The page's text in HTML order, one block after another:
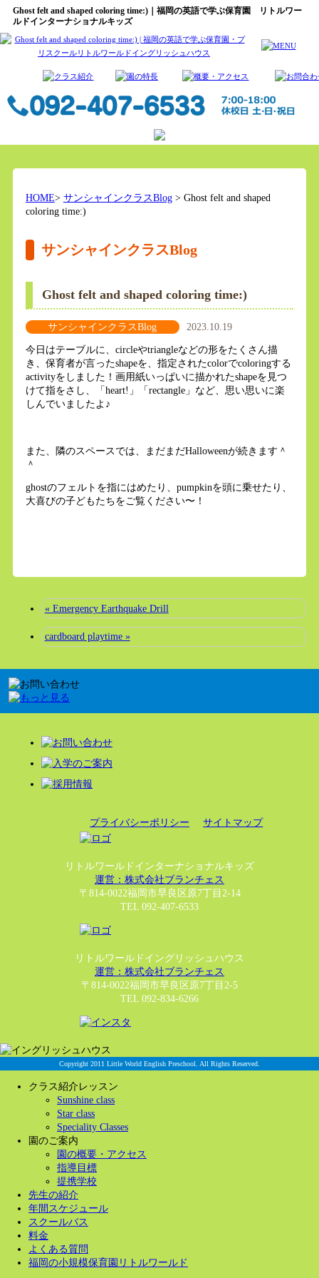
Ghost felt and shaped coloring time:)｜福岡の英語で学ぶ保育園 リトルワー
ルドインターナショナルキッズ
HOME> サンシャインクラスBlog> Ghost felt and shaped
coloring time:)
サンシャインクラスBlog
Ghost felt and shaped coloring time:)
サンシャインクラスBlog 2023.10.19
今日はテーブルに、circleやtriangleなどの形をたくさん描
き、保育者が言ったshapeを、指定されたcolorでcoloringする
activityをしました！画用紙いっぱいに描かれたshapeを見つ
けて指をさし、「heart!」「rectangle」など、思い思いに楽
しんでいましたよ♪
また、隣のスペースでは、まだまだHalloweenが続きます＾
＾
ghostのフェルトを指にはめたり、pumpkinを頭に乗せたり、
大喜びの子どもたちをご覧ください〜！
« Emergency Earthquake Drill
cardboard playtime »
プライバシーポリシー サイトマップ
リトルワールドインターナショナルキッズ
運営：株式会社ブランチェス
〒814-0022福岡市早良区原7丁目2-14
TEL 092-407-6533
リトルワールドイングリッシュハウス
運営：株式会社ブランチェス
〒814-0022福岡市早良区原7丁目2-5
TEL 092-834-6266
Copyright 2011 Little World English Preschool. All Rights Reserved.
クラス紹介レッスン
Sunshine class
Star class
Speciality Classes
園のご案内
園の概要・アクセス
指導目標
提携学校
先生の紹介
年間スケジュール
スクールバス
料金
よくある質問
福岡の小規模保育園リトルワールド